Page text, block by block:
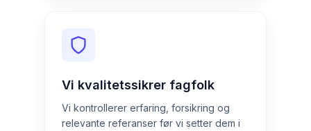
Vi kvalitetssikrer fagfolk
Vi kontrollerer erfaring, forsikring og
relevante referanser før vi setter dem i